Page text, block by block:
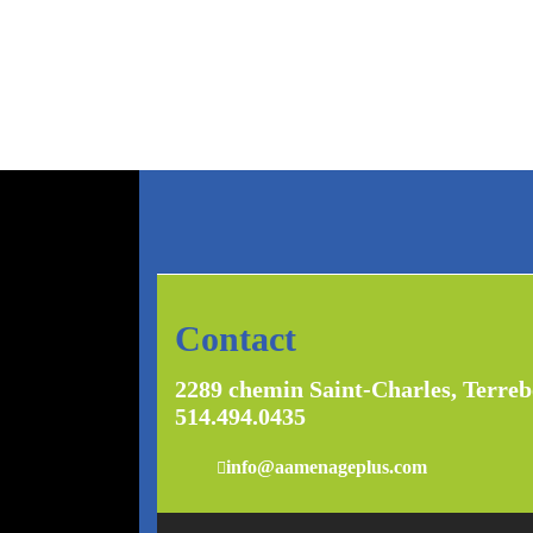
Contact
2289 chemin Saint-Charles,
514.494.0435
info@aamenageplus.com